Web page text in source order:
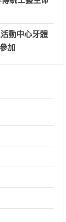
動中心牙體
加